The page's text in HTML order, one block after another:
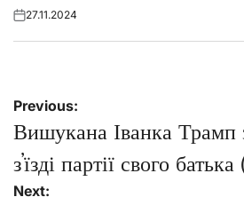
Posted
27.11.2024
Навігація
записів
Previous:
Вишукана Іванка Трамп
зʼїзді партії свого
Next: